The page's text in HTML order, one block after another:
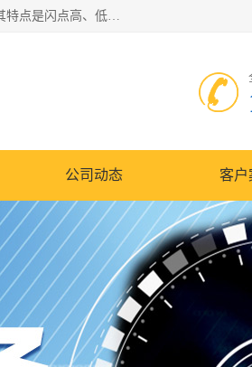
航空煤油（Jet Fuel）是专门为喷气式航空发动机设计的高纯度燃料，主要分为Jet A、Jet A-1和Jet B等类型。其特点是闪点高、低温流动性好，并添加了抗静电剂和抗氧化剂以确保飞行安全。航空煤油需
公司动态 客户